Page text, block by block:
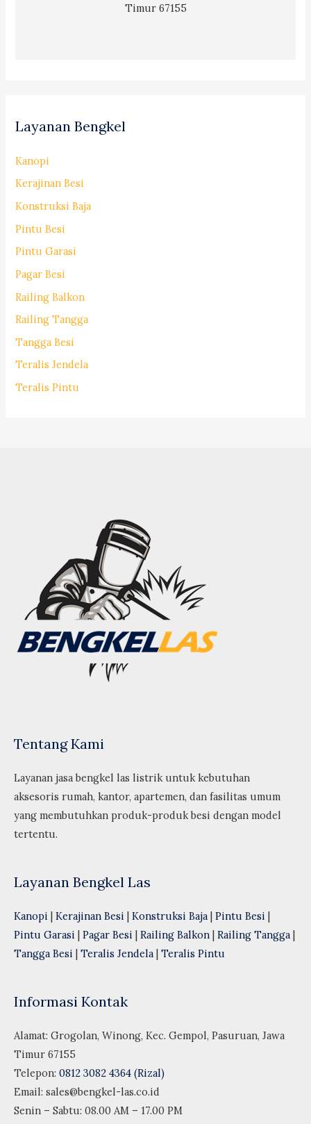
Timur 67155
Layanan Bengkel
Kanopi
Kerajinan Besi
Konstruksi Baja
Pintu Besi
Pintu Garasi
Pagar Besi
Railing Balkon
Railing Tangga
Tangga Besi
Teralis Jendela
Teralis Pintu
Tentang Kami
Layanan jasa bengkel las listrik untuk kebutuhan
aksesoris rumah, kantor, apartemen, dan fasilitas umum
yang membutuhkan produk-produk besi dengan model
tertentu.
Layanan Bengkel Las
Kanopi | Kerajinan Besi | Konstruksi Baja | Pintu Besi |
Pintu Garasi | Pagar Besi | Railing Balkon | Railing Tangga |
Tangga Besi | Teralis Jendela | Teralis Pintu
Informasi Kontak
Alamat: Grogolan, Winong, Kec. Gempol, Pasuruan, Jawa
Timur 67155
Telepon: 0812 3082 4364 (Rizal)
Email: sales@bengkel-las.co.id
Senin – Sabtu: 08.00 AM – 17.00 PM